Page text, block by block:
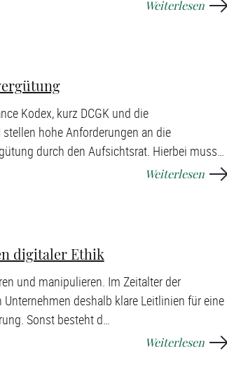
Weiterlesen
Kodex, kurz DCGK und die
hohe Anforderungen an die
durch den Aufsichtsrat. Hierbei muss…
Weiterlesen
digitaler Ethik
und manipulieren. Im Zeitalter der
deshalb klare Leitlinien für eine
Sonst besteht d…
Weiterlesen